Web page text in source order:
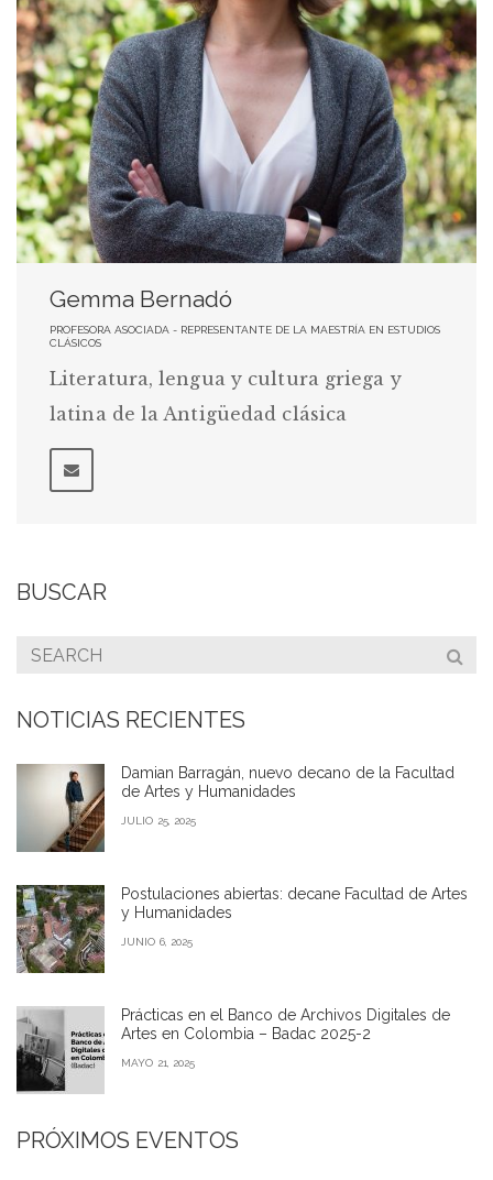
Gemma Bernadó
PROFESORA ASOCIADA - REPRESENTANTE DE LA MAESTRÍA EN ESTUDIOS
CLÁSICOS
Literatura, lengua y cultura griega y
latina de la Antigüedad clásica
BUSCAR
NOTICIAS RECIENTES
Damian Barragán, nuevo decano de la Facultad
de Artes y Humanidades
JULIO 25, 2025
Postulaciones abiertas: decane Facultad de Artes
y Humanidades
JUNIO 6, 2025
Prácticas en el Banco de Archivos Digitales de
Artes en Colombia – Badac 2025-2
MAYO 21, 2025
PRÓXIMOS EVENTOS